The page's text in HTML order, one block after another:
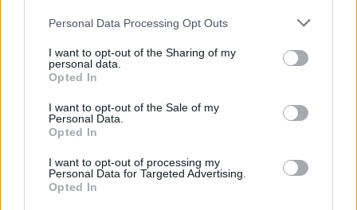
Personal Data Processing Opt Outs
I want to opt-out of the Sharing of my
personal data.
Opted In
I want to opt-out of the Sale of my
Personal Data.
Opted In
I want to opt-out of processing my
Personal Data for Targeted Advertising.
Opted In